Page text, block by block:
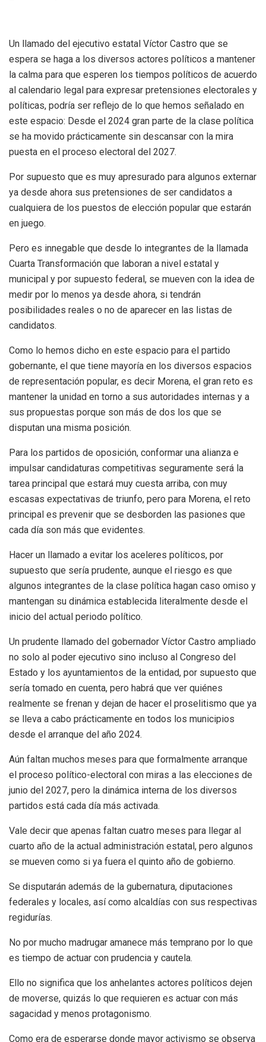
Un llamado del ejecutivo estatal Víctor Castro que se
espera se haga a los diversos actores políticos a mantener
la calma para que esperen los tiempos políticos de acuerdo
al calendario legal para expresar pretensiones electorales y
políticas, podría ser reflejo de lo que hemos señalado en
este espacio: Desde el 2024 gran parte de la clase política
se ha movido prácticamente sin descansar con la mira
puesta en el proceso electoral del 2027.
Por supuesto que es muy apresurado para algunos externar
ya desde ahora sus pretensiones de ser candidatos a
cualquiera de los puestos de elección popular que estarán
en juego.
Pero es innegable que desde lo integrantes de la llamada
Cuarta Transformación que laboran a nivel estatal y
municipal y por supuesto federal, se mueven con la idea de
medir por lo menos ya desde ahora, si tendrán
posibilidades reales o no de aparecer en las listas de
candidatos.
Como lo hemos dicho en este espacio para el partido
gobernante, el que tiene mayoría en los diversos espacios
de representación popular, es decir Morena, el gran reto es
mantener la unidad en torno a sus autoridades internas y a
sus propuestas porque son más de dos los que se
disputan una misma posición.
Para los partidos de oposición, conformar una alianza e
impulsar candidaturas competitivas seguramente será la
tarea principal que estará muy cuesta arriba, con muy
escasas expectativas de triunfo, pero para Morena, el reto
principal es prevenir que se desborden las pasiones que
cada día son más que evidentes.
Hacer un llamado a evitar los aceleres políticos, por
supuesto que sería prudente, aunque el riesgo es que
algunos integrantes de la clase política hagan caso omiso y
mantengan su dinámica establecida literalmente desde el
inicio del actual periodo político.
Un prudente llamado del gobernador Víctor Castro ampliado
no solo al poder ejecutivo sino incluso al Congreso del
Estado y los ayuntamientos de la entidad, por supuesto que
sería tomado en cuenta, pero habrá que ver quiénes
realmente se frenan y dejan de hacer el proselitismo que ya
se lleva a cabo prácticamente en todos los municipios
desde el arranque del año 2024.
Aún faltan muchos meses para que formalmente arranque
el proceso político-electoral con miras a las elecciones de
junio del 2027, pero la dinámica interna de los diversos
partidos está cada día más activada.
Vale decir que apenas faltan cuatro meses para llegar al
cuarto año de la actual administración estatal, pero algunos
se mueven como si ya fuera el quinto año de gobierno.
Se disputarán además de la gubernatura, diputaciones
federales y locales, así como alcaldías con sus respectivas
regidurías.
No por mucho madrugar amanece más temprano por lo que
es tiempo de actuar con prudencia y cautela.
Ello no significa que los anhelantes actores políticos dejen
de moverse, quizás lo que requieren es actuar con más
sagacidad y menos protagonismo.
Como era de esperarse donde mayor activismo se observa